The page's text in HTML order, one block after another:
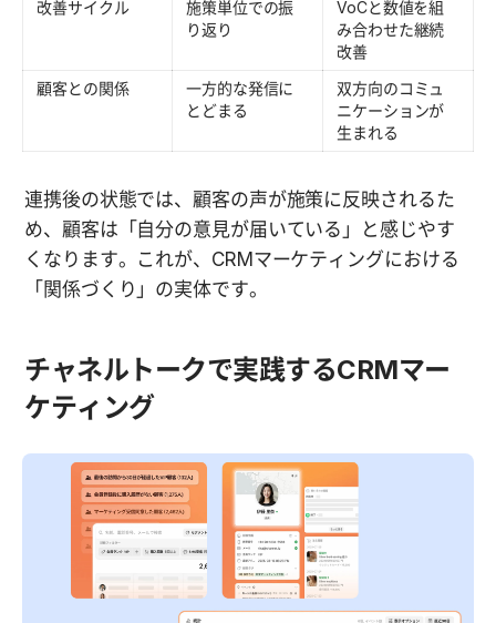
改善サイクル
施策単位での振
り返り
VoCと数値を組
み合わせた継続
改善
顧客との関係
一方的な発信に
とどまる
双方向のコミュ
ニケーションが
生まれる
連携後の状態では、顧客の声が施策に反映されるた
め、顧客は「自分の意見が届いている」と感じやす
くなります。これが、CRMマーケティングにおける
「関係づくり」の実体です。
チャネルトークで実践するCRMマー
ケティング